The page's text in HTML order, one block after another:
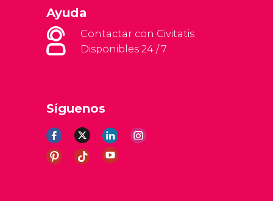
Ayuda
Contactar con Civitatis
Disponibles 24 / 7
Síguenos